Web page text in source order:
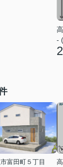
-
富田町５丁目